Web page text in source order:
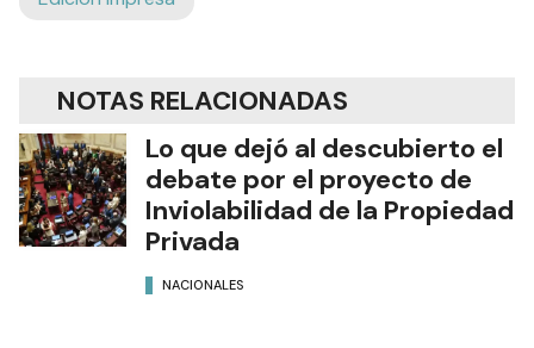
NOTAS RELACIONADAS
Lo que dejó al descubierto el
debate por el proyecto de
Inviolabilidad de la Propiedad
Privada
NACIONALES